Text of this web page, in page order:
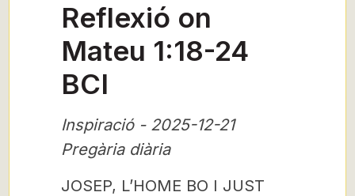
Reflexió on
Mateu 1:18-24
BCI
Inspiració - 2025-12-21
Pregària diària
JOSEP, L’HOME BO I JUST